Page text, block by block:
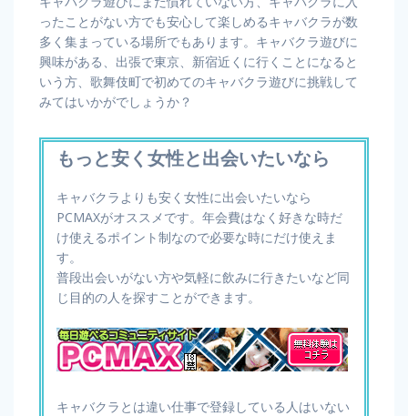
ったことがない方でも安心して楽しめるキャバクラが数
多く集まっている場所でもあります。キャバクラ遊びに
興味がある、出張で東京、新宿近くに行くことになると
いう方、歌舞伎町で初めてのキャバクラ遊びに挑戦して
みてはいかがでしょうか？
もっと安く女性と出会いたいなら
キャバクラよりも安く女性に出会いたいなら
PCMAXがオススメです。年会費はなく好きな時だ
け使えるポイント制なので必要な時にだけ使えま
す。
普段出会いがない方や気軽に飲みに行きたいなど同
じ目的の人を探すことができます。
キャバクラとは違い仕事で登録している人はいない